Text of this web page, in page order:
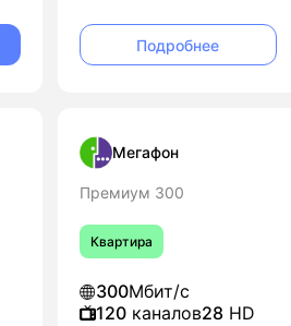
Подробнее
Мегафон
Премиум 300
Квартира
300Мбит/с
120каналов28HD